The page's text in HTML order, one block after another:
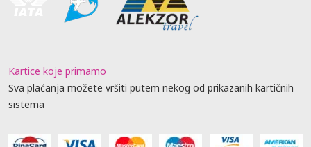
Kartice koje primamo
Sva plaćanja možete vršiti putem nekog od prikazanih kartičnih
sistema